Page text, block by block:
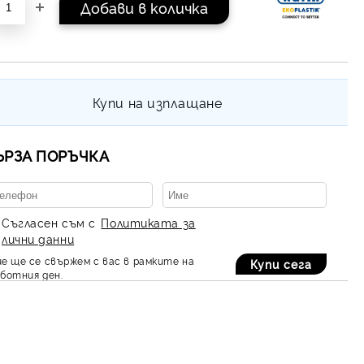
Купи на изплащане
ПОРЪЧКА
Съгласен съм с Политиката за
лични данни
ще се свържем с вас в рамките на
ден.